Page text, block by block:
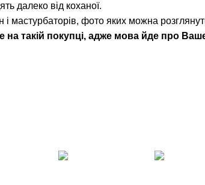
далеко від коханої.
мастурбаторів, фото яких можна
на такій покупці, адже мова йде про